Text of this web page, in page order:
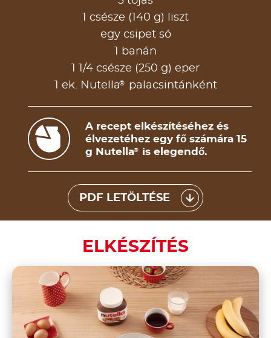
1 csésze (140 g) liszt
egy csipet só
1 banán
1 1/4 csésze (250 g) eper
1 ek. Nutella® palacsintánként
A recept elkészítéséhez és
élvezetéhez egy fő számára 15
g Nutella® is elegendő.
PDF LETÖLTÉSE
ELKÉSZÍTÉS